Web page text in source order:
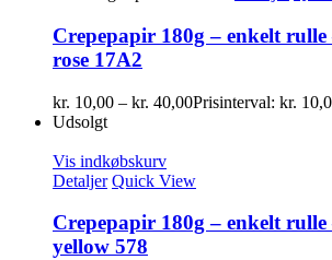
Crepepapir 180g – enkelt
rose 17A2
kr. 10,00 – kr. 40,00Prisinterval: kr.
Udsolgt
Vis indkøbskurv
Detaljer Quick View
Crepepapir 180g – enkelt
yellow 578